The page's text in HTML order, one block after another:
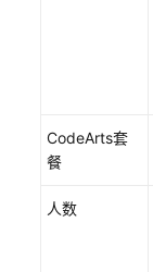
并
CodeArts套
餐
人数